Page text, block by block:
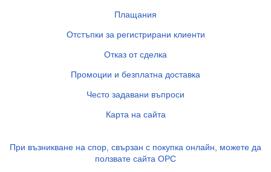
Плащания
Отстъпки за регистрирани клиенти
Отказ от сделка
Промоции и безплатна доставка
Често задавани въпроси
Карта на сайта
При възникване на спор, свързан с покупка онлайн, можете да
ползвате сайта ОРС